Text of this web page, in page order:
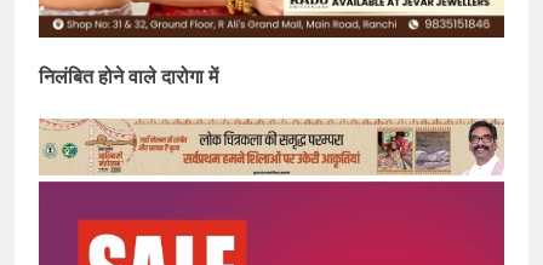
निलंबित होने वाले दारोगा में